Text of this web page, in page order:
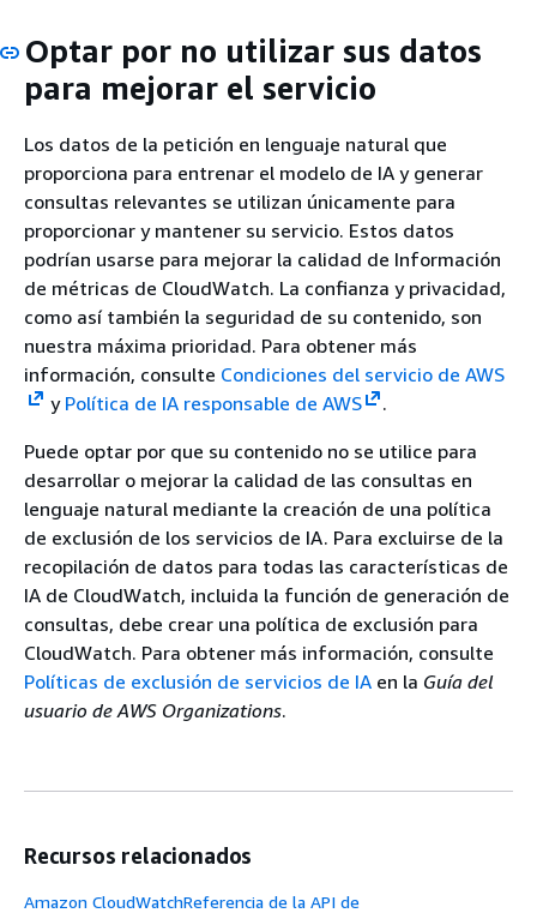
Optar por no utilizar sus datos
para mejorar el servicio
Los datos de la petición en lenguaje natural que
proporciona para entrenar el modelo de IA y generar
consultas relevantes se utilizan únicamente para
proporcionar y mantener su servicio. Estos datos
podrían usarse para mejorar la calidad de Información
de métricas de CloudWatch. La confianza y privacidad,
como así también la seguridad de su contenido, son
nuestra máxima prioridad. Para obtener más
información, consulte Condiciones del servicio de AWS
y Política de IA responsable de AWS
.
Puede optar por que su contenido no se utilice para
desarrollar o mejorar la calidad de las consultas en
lenguaje natural mediante la creación de una política
de exclusión de los servicios de IA. Para excluirse de la
recopilación de datos para todas las características de
IA de CloudWatch, incluida la función de generación de
consultas, debe crear una política de exclusión para
CloudWatch. Para obtener más información, consulte
Políticas de exclusión de servicios de IA en la Guía del
usuario de AWS Organizations.
Recursos relacionados
Amazon CloudWatchReferencia de la API de